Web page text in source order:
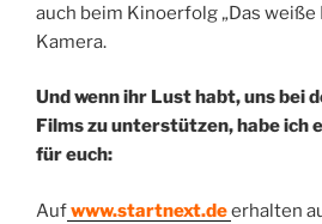
auch beim Kinoerfolg „Das weiße
Kamera.
Und wenn ihr Lust habt, uns bei
Films zu unterstützen, habe ich
für euch:
Aufwww.startnext.deerhalten